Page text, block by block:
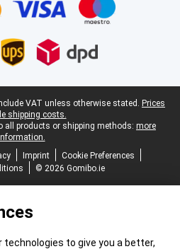
VAT unless otherwise stated. Prices
shipping costs.
all products or shipping methods: more
Imprint
Cookie Preferences
© 2026 Gomibo.ie
technologies to give you a better,